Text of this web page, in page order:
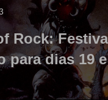
Rock:
para dias 19